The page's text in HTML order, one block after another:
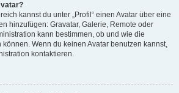
kannst du unter „Profil“ einen Avatar über eine
hinzufügen: Gravatar, Galerie, Remote oder
kann bestimmen, ob und wie die
können. Wenn du keinen Avatar benutzen kannst,
kontaktieren.